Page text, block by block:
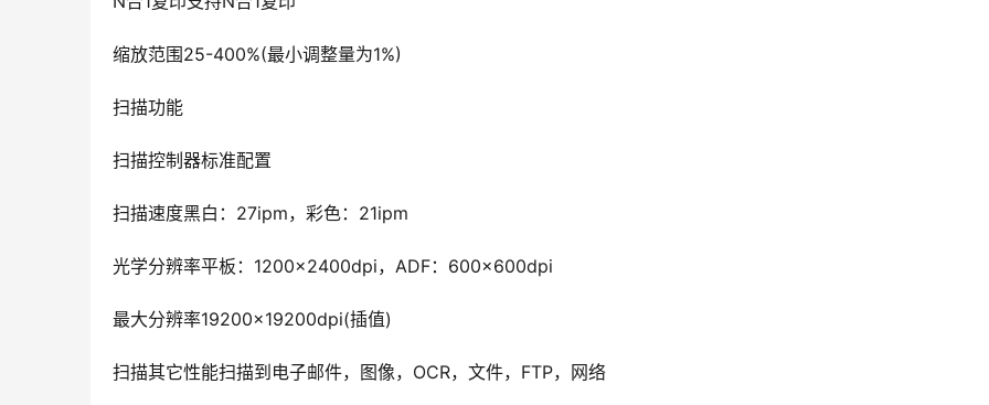
缩放范围25-400%(最小调整量为1%)
扫描功能
扫描控制器标准配置
扫描速度黑白：27ipm，彩色：21ipm
光学分辨率平板：1200×2400dpi，ADF：600×600dpi
最大分辨率19200×19200dpi(插值)
扫描其它性能扫描到电子邮件，图像，OCR，文件，FTP，网络